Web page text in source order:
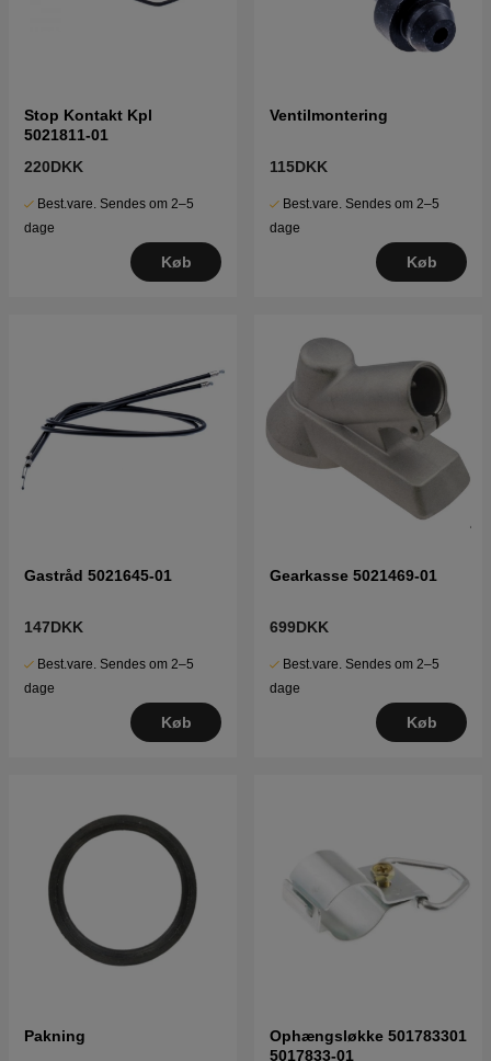
Stop Kontakt Kpl
5021811-01
220DKK
Best.vare. Sendes om 2–5
dage
Køb
Ventilmontering
115DKK
Best.vare. Sendes om 2–5
dage
Køb
Gastråd 5021645-01
147DKK
Best.vare. Sendes om 2–5
dage
Køb
Gearkasse 5021469-01
699DKK
Best.vare. Sendes om 2–5
dage
Køb
Pakning
Ophængsløkke 501783301
5017833-01